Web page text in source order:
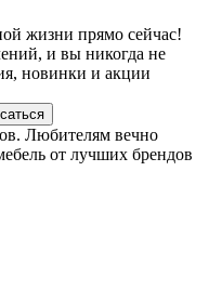
жизни прямо сейчас!
и вы никогда не
новинки и акции
Любителям вечно
от лучших брендов